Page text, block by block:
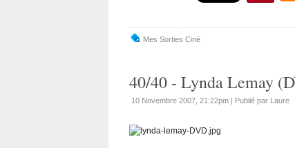
Mes Sorties Ciné
40/40 - Lynda Lemay
10 Novembre 2007, 21:22pm | Publié par Laure